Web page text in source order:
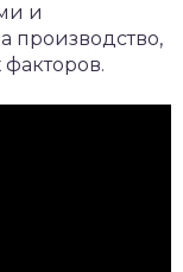
и
производство,